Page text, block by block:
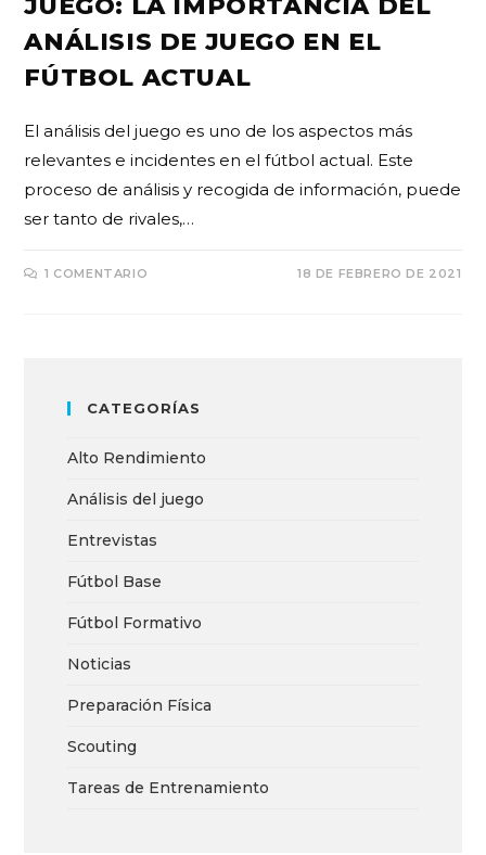
ANÁLISIS DE JUEGO EN EL
FÚTBOL ACTUAL
El análisis del juego es uno de los aspectos más
relevantes e incidentes en el fútbol actual. Este
proceso de análisis y recogida de información, puede
ser tanto de rivales,…
1 COMENTARIO 18 DE FEBRERO DE 2021
CATEGORÍAS
Alto Rendimiento
Análisis del juego
Entrevistas
Fútbol Base
Fútbol Formativo
Noticias
Preparación Física
Scouting
Tareas de Entrenamiento